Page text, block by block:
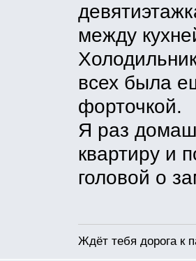
между
всех была
форточкой.
Я раз
квартиру и
головой о
Ждёт тебя дорога к